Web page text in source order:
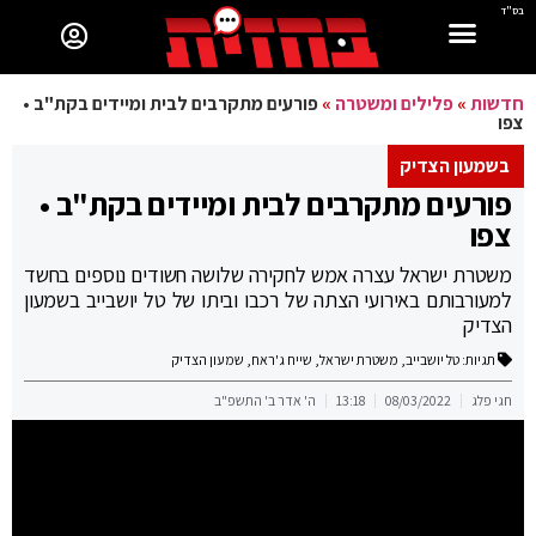
בס"ד
חדשות»פלילים ומשטרה »פורעים מתקרבים לבית ומיידים בקת"ב •
צפו
בשמעון הצדיק
פורעים מתקרבים לבית ומיידים בקת"ב •
צפו
משטרת ישראל עצרה אמש לחקירה שלושה חשודים נוספים בחשד
למעורבותם באירועי הצתה של רכבו וביתו של טל יושבייב בשמעון
הצדיק
תגיות: טל יושבייב, משטרת ישראל, שייח ג'ראח, שמעון הצדיק
חגי פלג 08/03/2022
13:18 ה' אדר ב' התשפ"ב